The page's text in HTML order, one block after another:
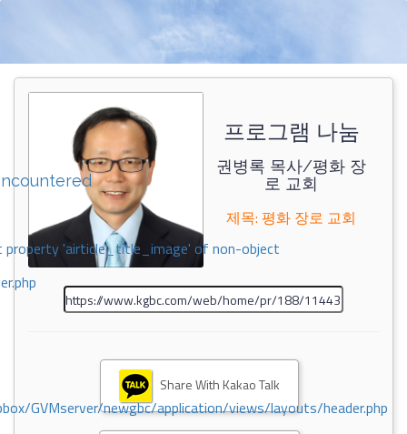
property 'airticle_title_image' of non-object
GVMserver/newgbc/application/views/layouts/header.php
프로그램 나눔
권병록 목사/평화 장
로 교회
제목: 평화 장로 교회
Share With Kakao Talk